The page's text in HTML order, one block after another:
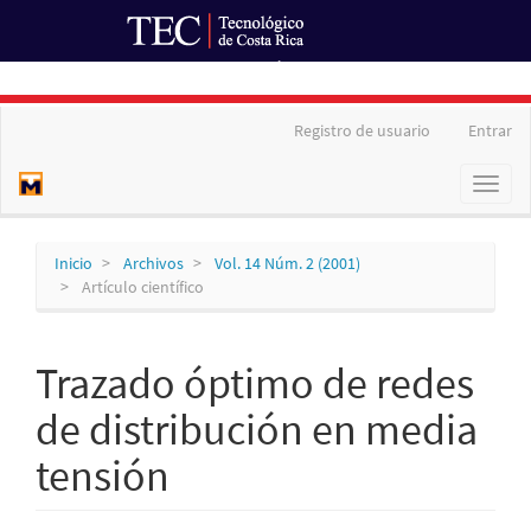
Registro de usuario Entrar
Toggle
Inicio Archivos
Vol. 14 Núm. 2 (2001)
Artículo científico
Trazado óptimo de redes
de distribución en media
tensión